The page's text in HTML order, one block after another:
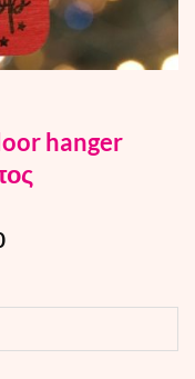
hanger
Current
€4,20.